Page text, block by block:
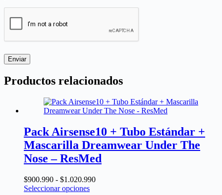
Enviar
Productos relacionados
Pack Airsense10 + Tubo Estándar +
Mascarilla Dreamwear Under The
Nose – ResMed
$900.990 - $1.020.990Rango
Seleccionar opcionesEste